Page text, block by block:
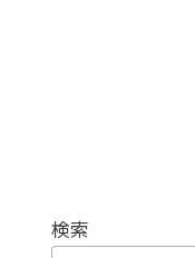
検索